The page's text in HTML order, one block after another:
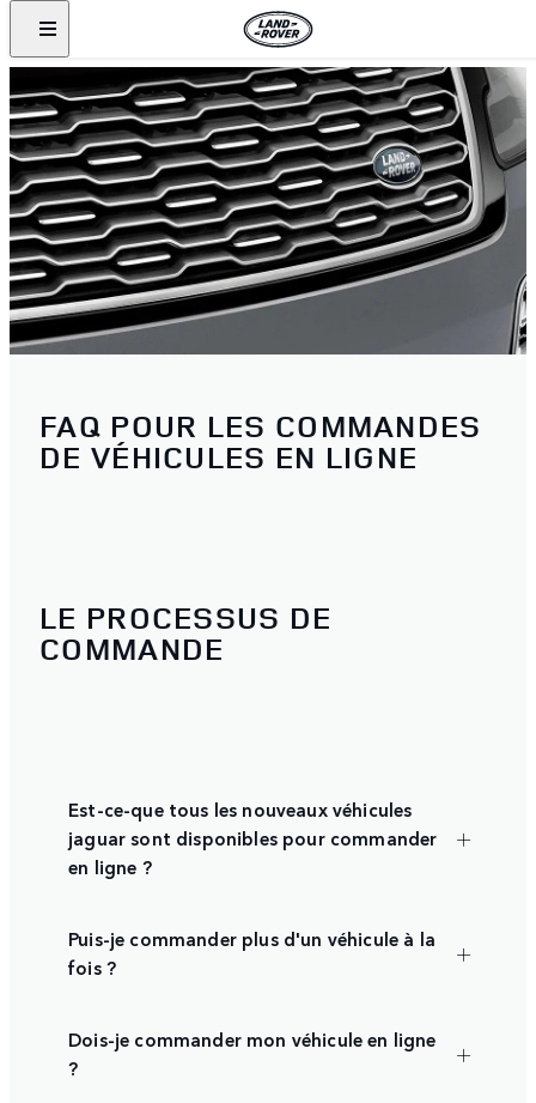
FAQ POUR LES COMMANDES
DE VÉHICULES EN LIGNE
LE PROCESSUS DE
COMMANDE
Est-ce-que tous les nouveaux véhicules
jaguar sont disponibles pour commander
en ligne ?
Puis-je commander plus d'un véhicule à la
fois ?
Dois-je commander mon véhicule en ligne
?